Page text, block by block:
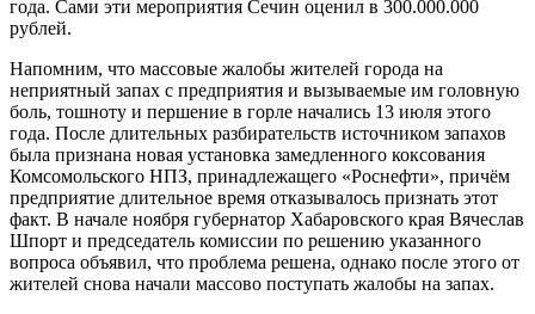
года. Сами эти мероприятия Сечин оценил в 300.000.000
рублей.
Напомним, что массовые жалобы жителей города на
неприятный запах с предприятия и вызываемые им головную
боль, тошноту и першение в горле начались 13 июля этого
года. После длительных разбирательств источником запахов
была признана новая установка замедленного коксования
Комсомольского НПЗ, принадлежащего «Роснефти», причём
предприятие длительное время отказывалось признать этот
факт. В начале ноября губернатор Хабаровского края Вячеслав
Шпорт и председатель комиссии по решению указанного
вопроса объявил, что проблема решена, однако после этого от
жителей снова начали массово поступать жалобы на запах.